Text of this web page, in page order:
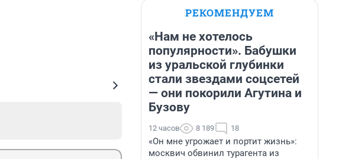
РЕКОМЕНДУЕМ
«Нам не хотелось
популярности». Бабушки
из уральской глубинки
стали звездами соцсетей
— они покорили Агутина и
Бузову
12 часов 8 189 18
«Он мне угрожает и портит жизнь»:
москвич обвинил турагента из